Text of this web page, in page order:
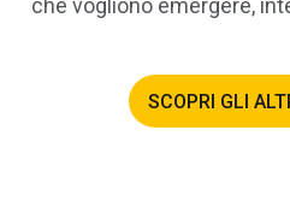
che vogliono emergere,
SCOPRI GLI